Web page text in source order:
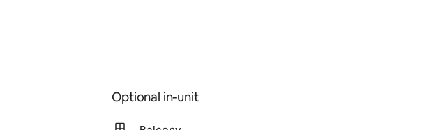
Optional in-unit